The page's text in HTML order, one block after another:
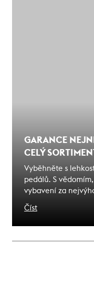
GARANCE
CELÝ
Vyběhněte s
pedálů. S
vybavení za
Číst